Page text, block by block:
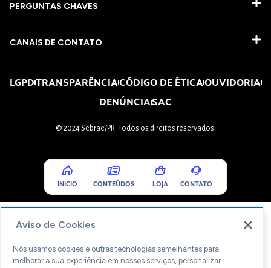
PERGUNTAS CHAVES​
CANAIS DE CONTATO
LGPDTRANSPARÊNCIACÓDIGO DE ÉTICAOUVIDORIA
DENÚNCIASAC
© 2024 Sebrae/PR. Todos os direitos reservados.
INICIO CONTEÚDOS LOJA CONTATO
Aviso de Cookies
Nós usamos cookies e outras tecnologias semelhantes para
melhorar a sua experiência em nossos serviços, personalizar